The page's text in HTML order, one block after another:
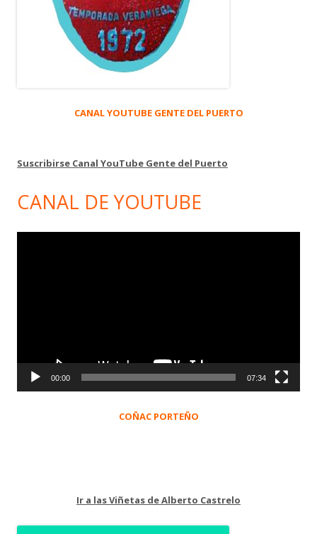
CANAL YOUTUBE GENTE DEL PUERTO
Suscribirse Canal YouTube Gente del Puerto
CANAL DE YOUTUBE
00:00 07:34
COÑAC PORTEÑO
Ir a las Viñetas de Alberto Castrelo